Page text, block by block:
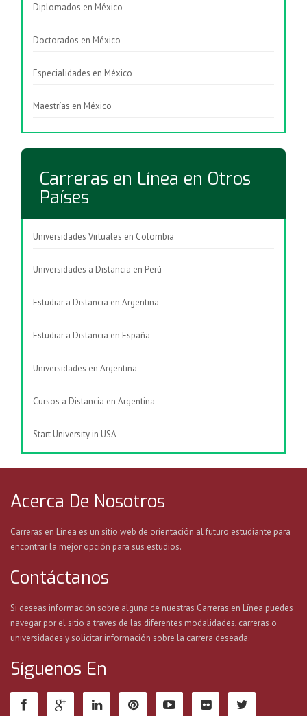
Diplomados en México
Doctorados en México
Especialidades en México
Maestrías en México
Carreras en Línea en Otros
Países
Universidades Virtuales en Colombia
Universidades a Distancia en Perú
Estudiar a Distancia en Argentina
Estudiar a Distancia en España
Universidades en Argentina
Cursos a Distancia en Argentina
Start University in USA
Acerca De Nosotros
Carreras en Línea es un sitio web de orientación al futuro estudiante para
encontrar la mejor opción para sus estudios.
Contáctanos
Si deseas información sobre alguna de nuestras Carreras en Línea puedes
navegar por el sitio a traves de las diferentes modalidades, carreras o
universidades y solicitar información sobre la carrera deseada.
Síguenos En